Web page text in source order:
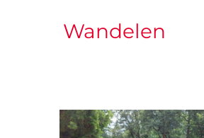
WELKOMWandelen